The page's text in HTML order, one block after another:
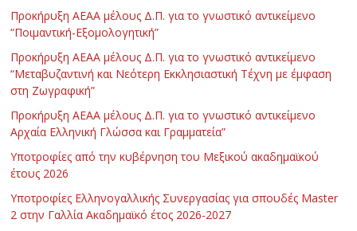
Προκήρυξη ΑΕΑΑ μέλους Δ.Π. για το γνωστικό αντικείμενο
“Ποιμαντική-Εξομολογητική”
Προκήρυξη ΑΕΑΑ μέλους Δ.Π. για το γνωστικό αντικείμενο
“Μεταβυζαντινή και Νεότερη Εκκλησιαστική Τέχνη με έμφαση
στη Ζωγραφική”
Προκήρυξη ΑΕΑΑ μέλους Δ.Π. για το γνωστικό αντικείμενο
Αρχαία Ελληνική Γλώσσα και Γραμματεία”
Υποτροφίες από την κυβέρνηση του Μεξικού ακαδημαϊκού
έτους 2026
Υποτροφίες Ελληνογαλλικής Συνεργασίας για σπουδές Master
2 στην Γαλλία Ακαδημαϊκό έτος 2026-2027